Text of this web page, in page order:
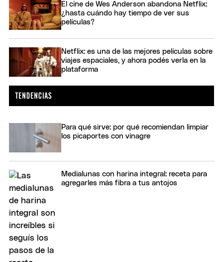
El cine de Wes Anderson abandona Netflix:
¿hasta cuándo hay tiempo de ver sus
películas?
Netflix: es una de las mejores películas sobre
viajes espaciales, y ahora podés verla en la
plataforma
Para qué sirve: por qué recomiendan limpiar
los picaportes con vinagre
Medialunas con harina integral: receta para
agregarles más fibra a tus antojos